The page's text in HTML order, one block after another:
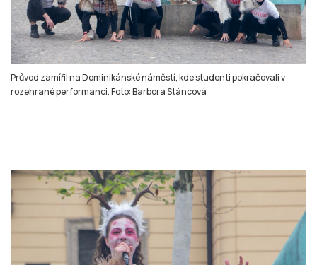
Průvod zamířil na Dominikánské náměstí, kde studenti pokračovali v
rozehrané performanci. Foto: Barbora Stáncová